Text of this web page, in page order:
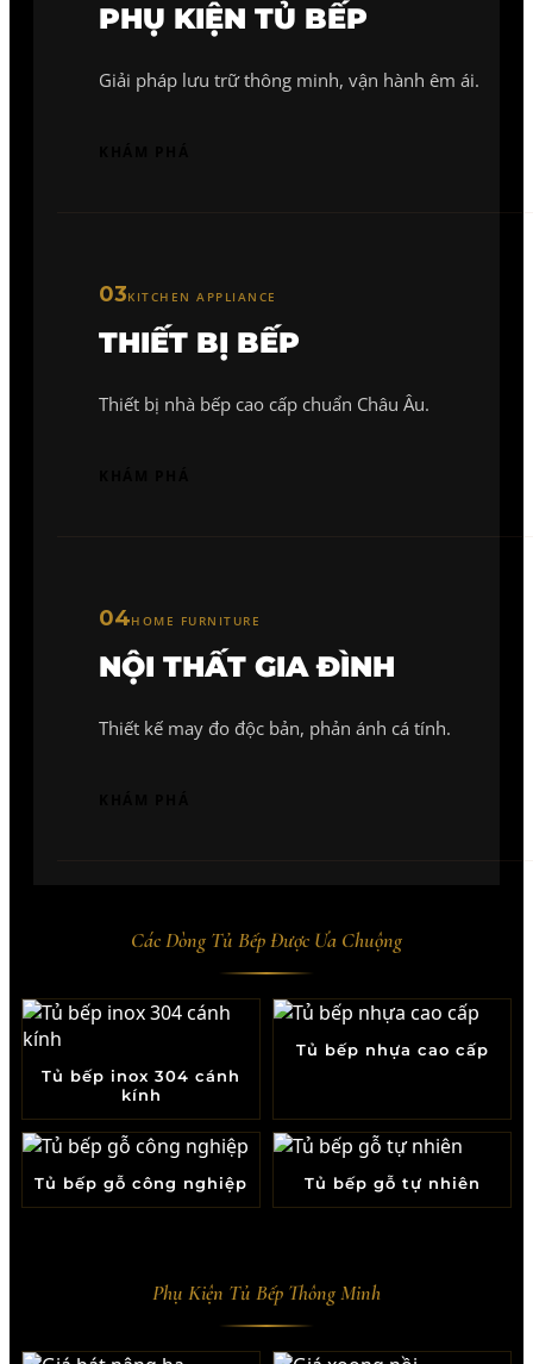
PHỤ KIỆN TỦ BẾP
Giải pháp lưu trữ thông minh, vận hành êm ái.
03KITCHEN APPLIANCE
THIẾT BỊ BẾP
Thiết bị nhà bếp cao cấp chuẩn Châu Âu.
04HOME FURNITURE
NỘI THẤT GIA ĐÌNH
Thiết kế may đo độc bản, phản ánh cá tính.
Các Dòng Tủ Bếp Được Ưa Chuộng
Tủ bếp inox 304 cánh
kính
Tủ bếp nhựa cao cấp
Tủ bếp gỗ công nghiệp Tủ bếp gỗ tự nhiên
Phụ Kiện Tủ Bếp Thông Minh